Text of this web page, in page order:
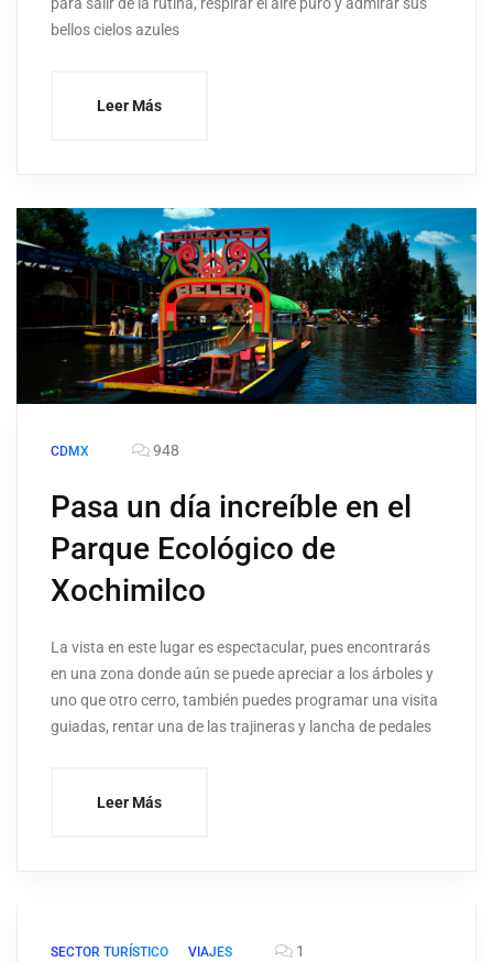
para salir de la rutina, respirar el aire puro y admirar sus
bellos cielos azules
Leer Más
CDMX 948
Pasa un día increíble en el
Parque Ecológico de
Xochimilco
La vista en este lugar es espectacular, pues encontrarás
en una zona donde aún se puede apreciar a los árboles y
uno que otro cerro, también puedes programar una visita
guiadas, rentar una de las trajineras y lancha de pedales
Leer Más
SECTOR TURÍSTICO VIAJES 1